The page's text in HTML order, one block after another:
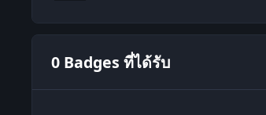
0 Badges ที่ได้รับ